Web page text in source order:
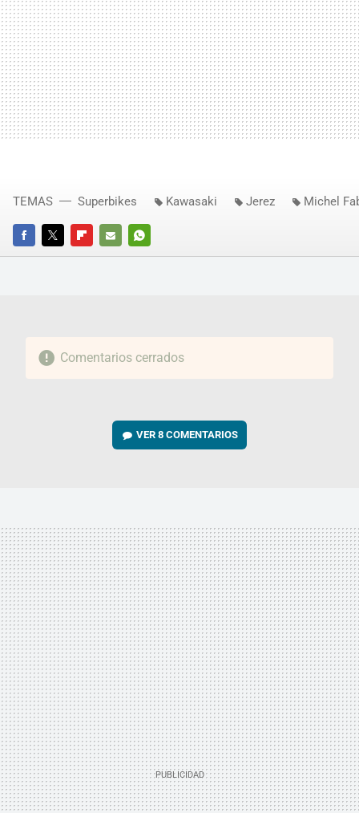
FACEBOOKTWITTERFLIPBOARD
E-
WHATSAPP
TEMAS Superbikes Kawasaki Jerez Michel
Comentarios cerrados
VER8 COMENTARIOS